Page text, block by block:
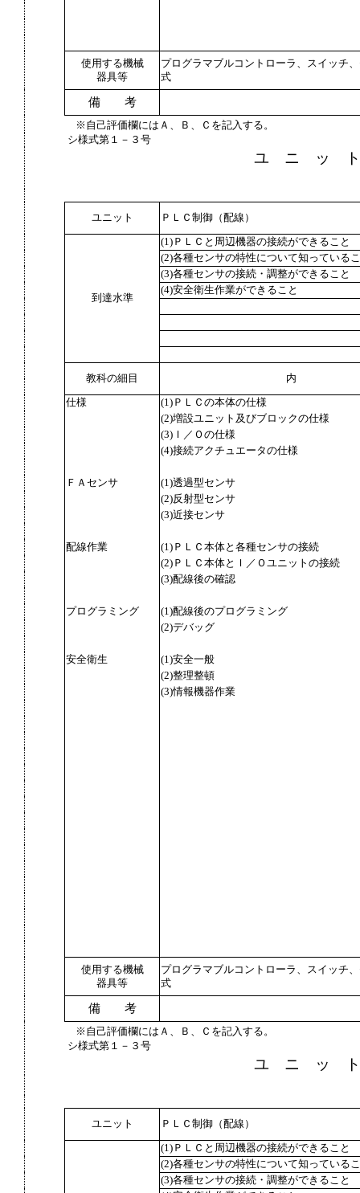
使用する機械
器具等
プログラマブルコントローラ、スイッチ
式
備 考
※自己評価欄にはＡ、Ｂ、Ｃを記入する。
シ様式第１－３号
ユ ニ ッ
ユニット ＰＬＣ制御（配線）
到達水準
(1)ＰＬＣと周辺機器の接続ができること
(2)各種センサの特性について知っている
(3)各種センサの接続・調整ができること
(4)安全衛生作業ができること
教科の細目 内
仕様
(1)ＰＬＣの本体の仕様
(2)増設ユニット及びブロックの仕様
(3)Ｉ／Ｏの仕様
(4)接続アクチュエータの仕様
ＦＡセンサ
(1)透過型センサ
(2)反射型センサ
(3)近接センサ
配線作業
(1)ＰＬＣ本体と各種センサの接続
(2)ＰＬＣ本体とＩ／Ｏユニットの接続
(3)配線後の確認
プログラミング
(1)配線後のプログラミング
(2)デバッグ
安全衛生
(1)安全一般
(2)整理整頓
(3)情報機器作業
使用する機械
器具等
プログラマブルコントローラ、スイッチ
式
備 考
※自己評価欄にはＡ、Ｂ、Ｃを記入する。
シ様式第１－３号
ユ ニ ッ
ユニット ＰＬＣ制御（配線）
(1)ＰＬＣと周辺機器の接続ができること
(2)各種センサの特性について知っている
(3)各種センサの接続・調整ができること